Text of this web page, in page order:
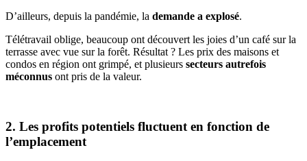
D’ailleurs, depuis la pandémie, la demande a explosé.
Télétravail oblige, beaucoup ont découvert les joies d’un café sur la
terrasse avec vue sur la forêt. Résultat ? Les prix des maisons et
condos en région ont grimpé, et plusieurs secteurs autrefois
méconnus ont pris de la valeur.
2. Les profits potentiels fluctuent en fonction de
l’emplacement